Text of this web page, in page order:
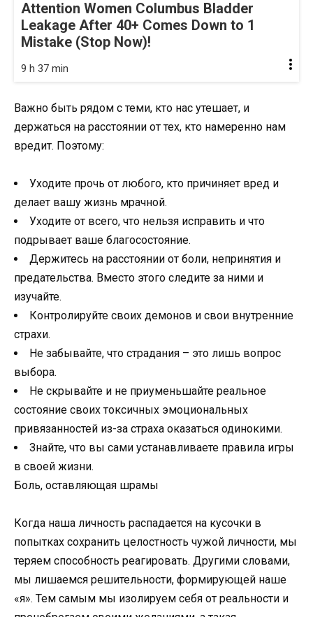
Attention Women Columbus Bladder
Leakage After 40+ Comes Down to 1
Mistake (Stop Now)!
9 h 37 min
Важно быть рядом с теми, кто нас утешает, и
держаться на расстоянии от тех, кто намеренно нам
вредит. Поэтому:
Уходите прочь от любого, кто причиняет вред и
делает вашу жизнь мрачной.
Уходите от всего, что нельзя исправить и что
подрывает ваше благосостояние.
Держитесь на расстоянии от боли, непринятия и
предательства. Вместо этого следите за ними и
изучайте.
Контролируйте своих демонов и свои внутренние
страхи.
Не забывайте, что страдания – это лишь вопрос
выбора.
Не скрывайте и не приуменьшайте реальное
состояние своих токсичных эмоциональных
привязанностей из-за страха оказаться одинокими.
Знайте, что вы сами устанавливаете правила игры
в своей жизни.
Боль, оставляющая шрамы
Когда наша личность распадается на кусочки в
попытках сохранить целостность чужой личности, мы
теряем способность реагировать. Другими словами,
мы лишаемся решительности, формирующей наше
«я». Тем самым мы изолируем себя от реальности и